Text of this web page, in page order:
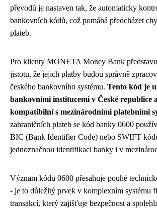
převodů je nastaven tak, že automaticky
bankovních kódů, což pomáhá předcházet
plateb.
Pro klienty MONETA Money Bank
jistotu, že jejich platby budou správně
českého bankovního systému. Tento kód je
bankovními institucemi v České republice
kompatibilní s mezinárodními platebními
zahraničních plateb se kód banky 0600
BIC (Bank Identifier Code) nebo SWIFT
jednoznačnou identifikaci banky i v
Význam kódu 0600 přesahuje pouhé
- je to důležitý prvek v komplexním systému
transakcí, který zajišťuje bezpečnost a